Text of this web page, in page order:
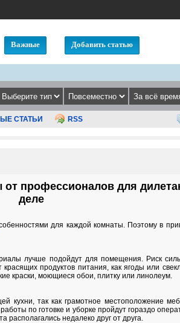
Важные Добавить статью
СТАТЬИ RSS
профессионалов для
деле
для каждой комнаты. Поэтому в
лучше подойдут для помещения. Риск
продуктов питания, как ягоды или
краски, моющиеся обои, плитку или линолеум.
кухни, так как грамотное местоположение
по готовке и уборке пройдут гораздо
располагались недалеко друг от друга.